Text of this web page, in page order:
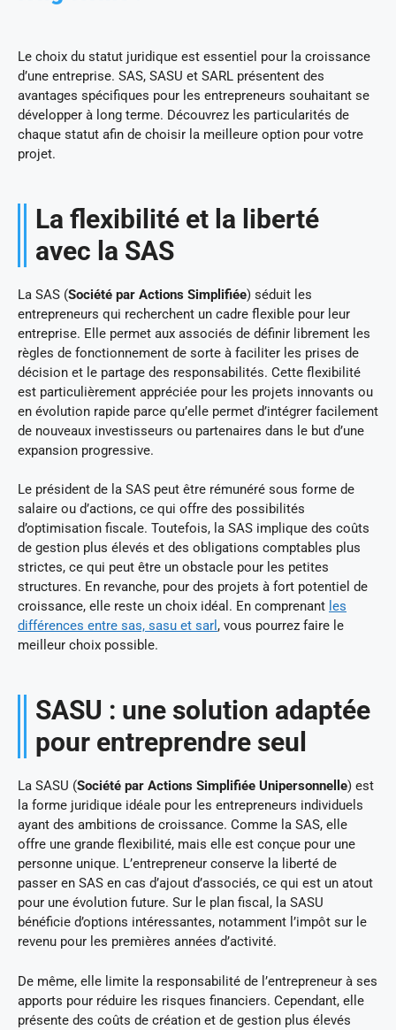
Le choix du statut juridique est essentiel pour la croissance
d’une entreprise. SAS, SASU et SARL présentent des
avantages spécifiques pour les entrepreneurs souhaitant se
développer à long terme. Découvrez les particularités de
chaque statut afin de choisir la meilleure option pour votre
projet.
La flexibilité et la liberté
avec la SAS
La SAS (Société par Actions Simplifiée) séduit les
entrepreneurs qui recherchent un cadre flexible pour leur
entreprise. Elle permet aux associés de définir librement les
règles de fonctionnement de sorte à faciliter les prises de
décision et le partage des responsabilités. Cette flexibilité
est particulièrement appréciée pour les projets innovants ou
en évolution rapide parce qu’elle permet d’intégrer facilement
de nouveaux investisseurs ou partenaires dans le but d’une
expansion progressive.
Le président de la SAS peut être rémunéré sous forme de
salaire ou d’actions, ce qui offre des possibilités
d’optimisation fiscale. Toutefois, la SAS implique des coûts
de gestion plus élevés et des obligations comptables plus
strictes, ce qui peut être un obstacle pour les petites
structures. En revanche, pour des projets à fort potentiel de
croissance, elle reste un choix idéal. En comprenant les
différences entre sas, sasu et sarl , vous pourrez faire le
meilleur choix possible.
SASU : une solution adaptée
pour entreprendre seul
La SASU (Société par Actions Simplifiée Unipersonnelle) est
la forme juridique idéale pour les entrepreneurs individuels
ayant des ambitions de croissance. Comme la SAS, elle
offre une grande flexibilité, mais elle est conçue pour une
personne unique. L’entrepreneur conserve la liberté de
passer en SAS en cas d’ajout d’associés, ce qui est un atout
pour une évolution future. Sur le plan fiscal, la SASU
bénéficie d’options intéressantes, notamment l’impôt sur le
revenu pour les premières années d’activité.
De même, elle limite la responsabilité de l’entrepreneur à ses
apports pour réduire les risques financiers. Cependant, elle
présente des coûts de création et de gestion plus élevés